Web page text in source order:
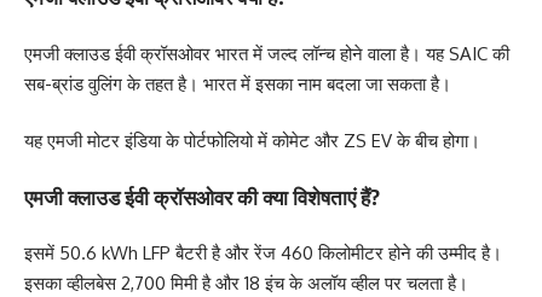
एमजी क्लाउड ईवी क्रॉसओवर भारत में जल्द लॉन्च होने वाला है। यह SAIC की
सब-ब्रांड वुलिंग के तहत है। भारत में इसका नाम बदला जा सकता है।
यह एमजीमोटर इंडियाके पोर्टफोलियो में कोमेट और ZS EV के बीच होगा।
एमजी क्लाउड ईवी क्रॉसओवर की क्या विशेषताएं हैं?
इसमें 50.6 kWh LFP बैटरी है और रेंज 460 किलोमीटर होने की उम्मीद है।
इसका व्हीलबेस 2,700 मिमी है और 18 इंच के अलॉय व्हील पर चलता है।